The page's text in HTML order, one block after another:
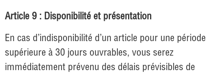
Article 9 : Disponibilité et présentation
En cas d’indisponibilité d’un article pour une période
supérieure à 30 jours ouvrables, vous serez
immédiatement prévenu des délais prévisibles de